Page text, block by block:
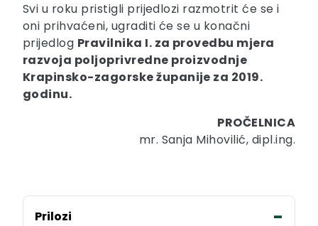
Svi u roku pristigli prijedlozi razmotrit će se i
oni prihvaćeni, ugraditi će se u konačni
prijedlog Pravilnika I. za provedbu mjera
razvoja poljoprivredne proizvodnje
Krapinsko-zagorske županije za 2019.
godinu.
PROČELNICA
mr. Sanja Mihovilić, dipl.ing.
Prilozi